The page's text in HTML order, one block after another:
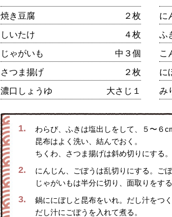
焼き豆腐 ２枚 に
しいたけ
４枚 ふ
じゃがいも
中３個 こ
さつま揚げ
２枚 に
濃口しょうゆ
大さじ１ み
1.
わらび、ふきは塩出しをして、５〜６
昆布はよく洗い、結んでおく。
ちくわ、さつま揚げは斜め切りにする。
2.
にんじん、ごぼうは乱切りにする。ご
じゃがいもは半分に切り、面取りをする
3.
鍋ににぼしと昆布をいれ。だし汁をつく
だし汁にごぼうを入れて煮る。